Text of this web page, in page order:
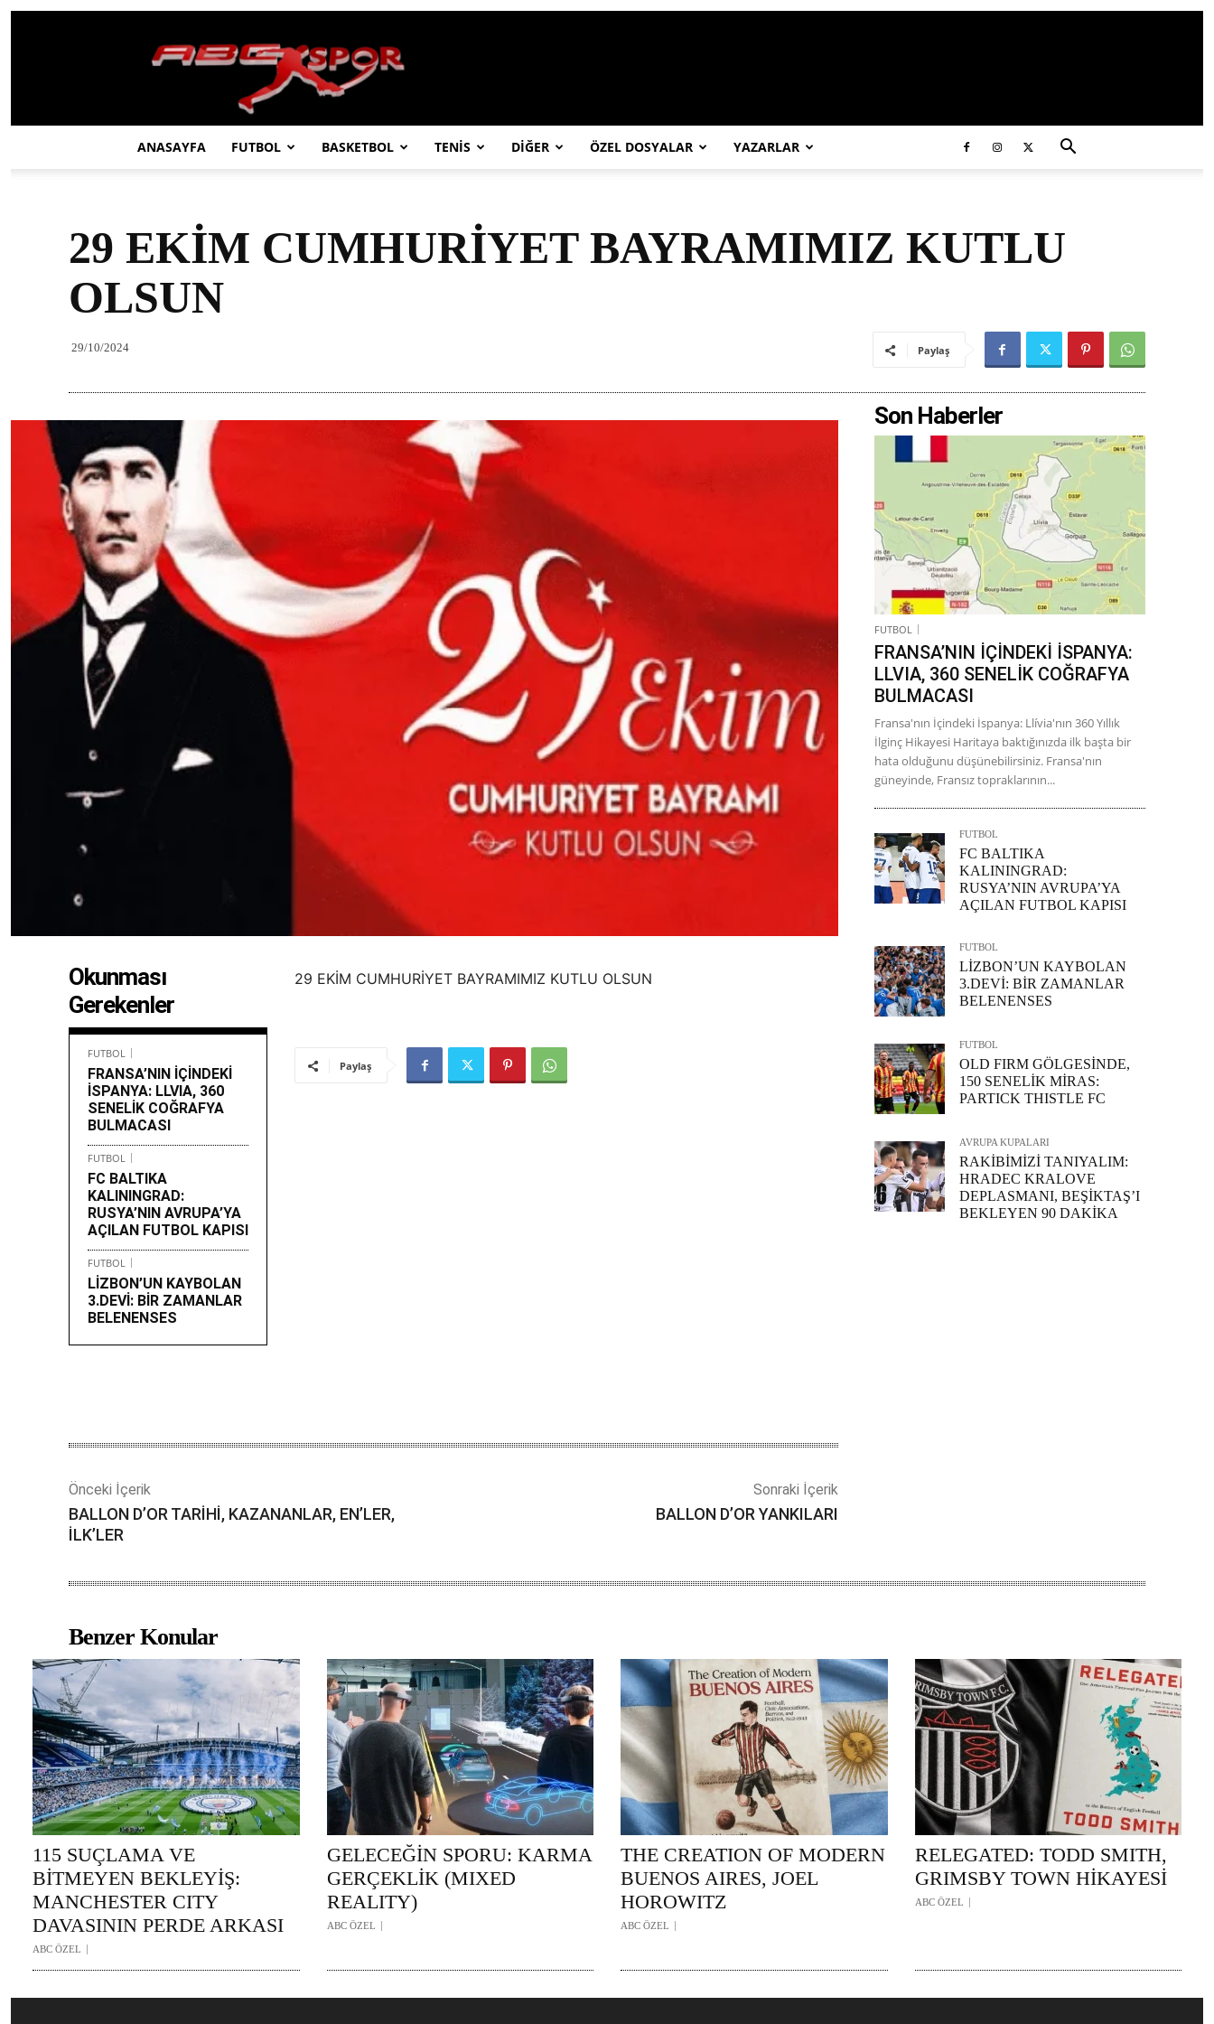
ABC
SPOR
ANASAYFA FUTBOL BASKETBOL TENİS DİĞER ÖZEL DOSYALAR YAZARLAR
29 EKİM CUMHURİYET BAYRAMIMIZ KUTLU
OLSUN
29/10/2024 Paylaş
Okunması
Gerekenler
FUTBOL
FRANSA’NIN İÇİNDEKİ
İSPANYA: LLVIA, 360
SENELİK COĞRAFYA
BULMACASI
FUTBOL
FC BALTIKA
KALININGRAD:
RUSYA’NIN AVRUPA’YA
AÇILAN FUTBOL KAPISI
FUTBOL
LİZBON’UN KAYBOLAN
3.DEVİ: BİR ZAMANLAR
BELENENSES
29 EKİM CUMHURİYET BAYRAMIMIZ KUTLU OLSUN
Paylaş
Önceki İçerik
BALLON D’OR TARİHİ, KAZANANLAR, EN’LER,
İLK’LER
Sonraki İçerik
BALLON D’OR YANKILARI
Son Haberler
FUTBOL
FRANSA’NIN İÇİNDEKİ İSPANYA:
LLVIA, 360 SENELİK COĞRAFYA
BULMACASI
Fransa'nın İçindeki İspanya: Llívia'nın 360 Yıllık
İlginç Hikayesi Haritaya baktığınızda ilk başta bir
hata olduğunu düşünebilirsiniz. Fransa'nın
güneyinde, Fransız topraklarının...
FUTBOL
FC BALTIKA
KALININGRAD:
RUSYA’NIN AVRUPA’YA
AÇILAN FUTBOL KAPISI
FUTBOL
LİZBON’UN KAYBOLAN
3.DEVİ: BİR ZAMANLAR
BELENENSES
FUTBOL
OLD FIRM GÖLGESİNDE,
150 SENELİK MİRAS:
PARTICK THISTLE FC
AVRUPA KUPALARI
RAKİBİMİZİ TANIYALIM:
HRADEC KRALOVE
DEPLASMANI, BEŞİKTAŞ’I
BEKLEYEN 90 DAKİKA
Benzer Konular
115 SUÇLAMA VE
BİTMEYEN BEKLEYİŞ:
MANCHESTER CITY
DAVASININ PERDE ARKASI
ABC ÖZEL
GELECEĞİN SPORU: KARMA
GERÇEKLİK (MIXED
REALITY)
ABC ÖZEL
THE CREATION OF MODERN
BUENOS AIRES, JOEL
HOROWITZ
ABC ÖZEL
RELEGATED: TODD SMITH,
GRIMSBY TOWN HİKAYESİ
ABC ÖZEL